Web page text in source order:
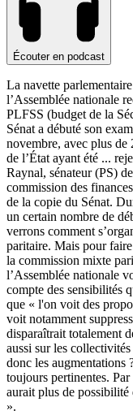
Écouter en podcast
La navette
l’Assemblée nationale
PLFSS (budget de la
Sénat a débuté son
novembre, avec plus de
de l’État ayant été ...
Raynal, sénateur (PS)
commission des
de la copie du Sénat.
un certain nombre de
verrons comment
paritaire. Mais pour
la commission mixte
l’Assemblée nationale
compte des sensibilités
que « l'on voit des
voit notamment
disparaîtrait totalement
aussi sur les
donc les augmentations
toujours pertinentes.
aurait plus de possibilité
».